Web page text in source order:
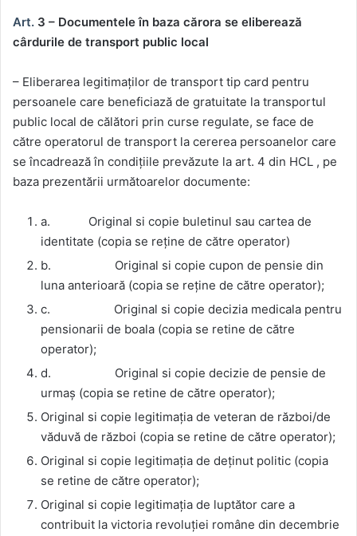
Art. 3 – Documentele în baza cărora se eliberează
cârdurile de transport public local
– Eliberarea legitimaților de transport tip card pentru
persoanele care beneficiază de gratuitate la transportul
public local de călători prin curse regulate, se face de
către operatorul de transport la cererea persoanelor care
se încadrează în condițiile prevăzute la art. 4 din HCL , pe
baza prezentării următoarelor documente:
a. Original si copie buletinul sau cartea de
identitate (copia se reține de către operator)
b. Original si copie cupon de pensie din
luna anterioară (copia se reține de către operator);
c. Original si copie decizia medicala pentru
pensionarii de boala (copia se retine de către
operator);
d. Original si copie decizie de pensie de
urmaș (copia se retine de către operator);
Original si copie legitimația de veteran de război/de
văduvă de război (copia se retine de către operator);
Original si copie legitimația de deținut politic (copia
se retine de către operator);
Original si copie legitimația de luptător care a
contribuit la victoria revoluției române din decembrie